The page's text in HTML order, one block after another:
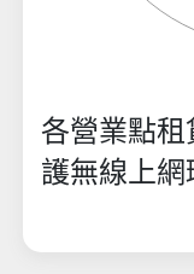
各營業點
護無線上網